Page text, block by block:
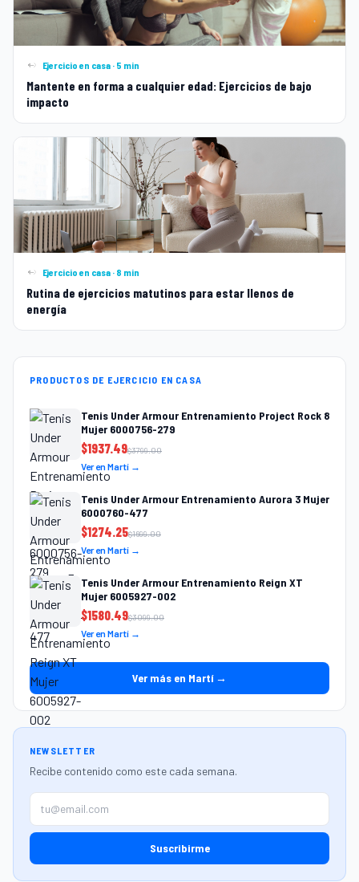
Ejercicio en casa · 5 min
Mantente en forma a cualquier edad: Ejercicios de bajo
impacto
Ejercicio en casa · 8 min
Rutina de ejercicios matutinos para estar llenos de
energía
PRODUCTOS DE EJERCICIO EN CASA
Tenis Under Armour Entrenamiento Project Rock 8
Mujer 6000756-279
$1937.49$3799.00
Ver en Martí →
Tenis Under Armour Entrenamiento Aurora 3 Mujer
6000760-477
$1274.25$1699.00
Ver en Martí →
Tenis Under Armour Entrenamiento Reign XT
Mujer 6005927-002
$1580.49$3099.00
Ver en Martí →
Ver más en Martí →
NEWSLETTER
Recibe contenido como este cada semana.
Suscribirme